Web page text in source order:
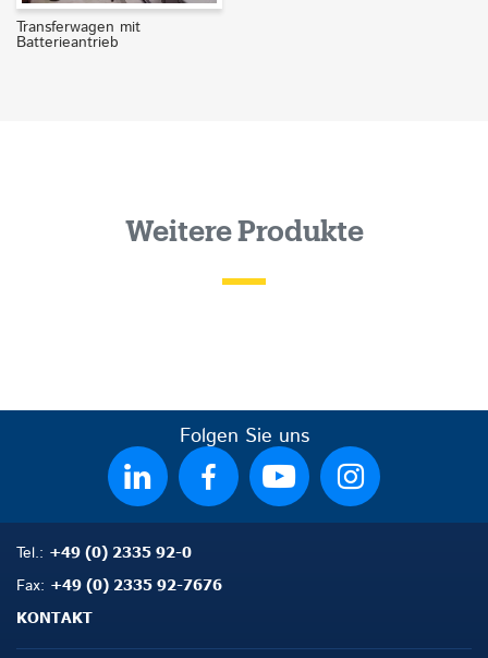
Transferwagen mit
Batterieantrieb
Weitere Produkte
Folgen Sie uns
Tel.: +49 (0) 2335 92-0
Fax: +49 (0) 2335 92-7676
KONTAKT